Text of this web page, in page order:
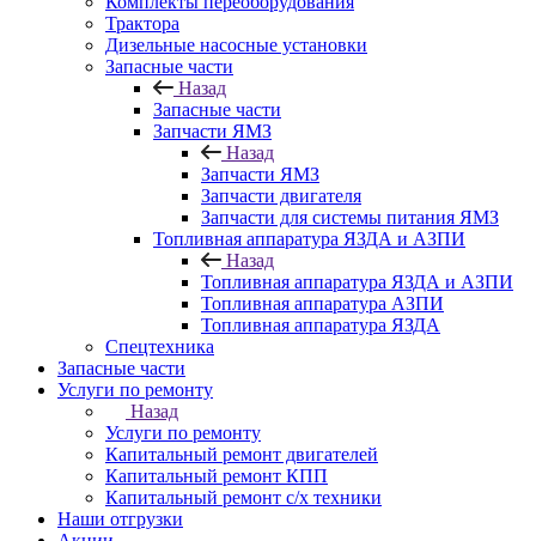
Трактора
Дизельные насосные установки
Запасные части
Назад
Запасные части
Запчасти ЯМЗ
Назад
Запчасти ЯМЗ
Запчасти двигателя
Запчасти для системы питания ЯМЗ
Топливная аппаратура ЯЗДА и АЗПИ
Назад
Топливная аппаратура ЯЗДА и АЗПИ
Топливная аппаратура АЗПИ
Топливная аппаратура ЯЗДА
Спецтехника
Запасные части
Услуги по ремонту
Назад
Услуги по ремонту
Капитальный ремонт двигателей
Капитальный ремонт КПП
Капитальный ремонт с/х техники
Наши отгрузки